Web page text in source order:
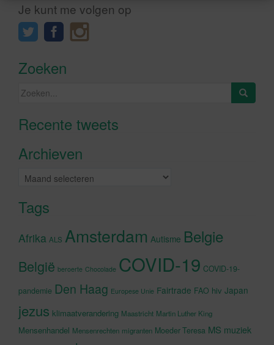
Je kunt me volgen op
Zoeken
Zoeken
Recente tweetsKlik om marketing cookies te
Archieven
Archieven
Tags
Afrika ALS Amsterdam Autisme Belgie
België beroerte Chocolade COVID-19 COVID-19-
pandemie Den Haag Europese Unie Fairtrade FAO hiv Japan
jezus klimaatverandering Maastricht Martin Luther King
Mensenhandel Mensenrechten migranten Moeder Teresa MS muziek